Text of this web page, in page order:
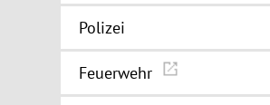
Polizei
Feuerwehr